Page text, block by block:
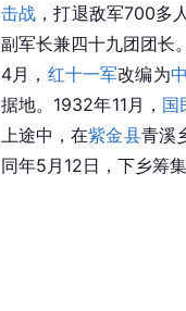
击战 ，打退敌军700多
副军长兼四十九团团长
4月， 红十一军改编为
据地。1932年11月， 国
上途中，在紫金县青溪
同年5月12日，下乡筹